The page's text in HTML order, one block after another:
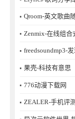
Qroom-英文歌曲
Zenmix-在线组合
freedsoundmp3-
果壳-科技有意思
776动漫下载网
ZEALER-手机评测